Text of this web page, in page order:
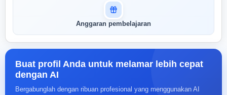
Anggaran pembelajaran
Buat profil Anda untuk melamar lebih cepat
dengan AI
Bergabunglah dengan ribuan profesional yang menggunakan AI